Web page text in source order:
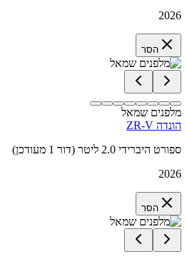
2026
הסר
מלפנים שמאל
הונדה ZR-V
ספורט היברידי 2.0 ליטר (דור 1 מעודכן)
2026
הסר